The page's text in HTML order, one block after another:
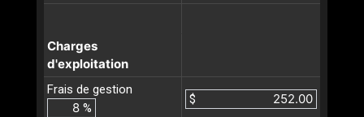
Charges
d'exploitation
Frais de gestion
%
$